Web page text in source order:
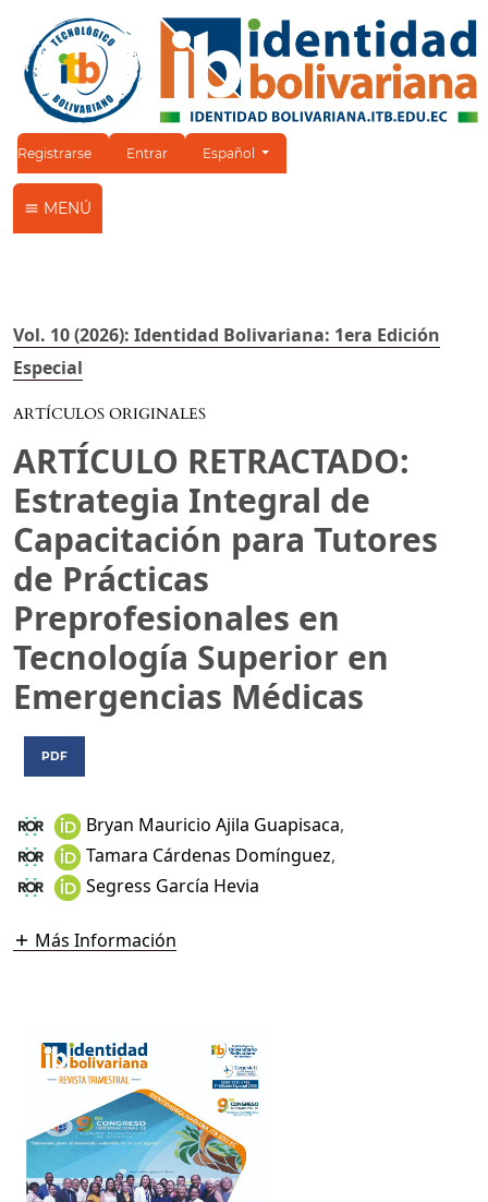
Registrarse Entrar Cambiar el idioma. El idioma actual es:
Español
MENÚ
Vol. 10 (2026): Identidad Bolivariana: 1era Edición
Especial
ARTÍCULOS ORIGINALES
ARTÍCULO RETRACTADO:
Estrategia Integral de
Capacitación para Tutores
de Prácticas
Preprofesionales en
Tecnología Superior en
Emergencias Médicas
PDF
Bryan Mauricio Ajila Guapisaca,
Tamara Cárdenas Domínguez,
Segress García Hevia
Más Información